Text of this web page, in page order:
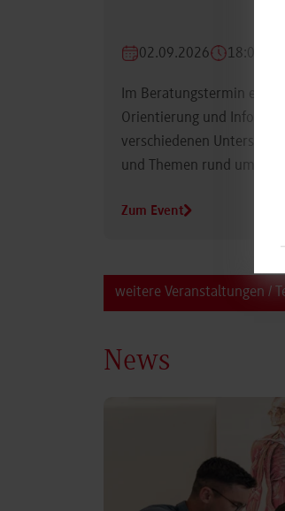
02.09.2026 18:00 Uhr
Im Beratungstermin
Orientierung und
verschiedenen
und Themen rund um das
Zum Event
weitere Veranstaltungen /
News